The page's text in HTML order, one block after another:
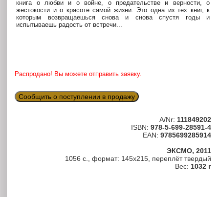
книга о любви и о войне, о предательстве и верности, о
жестокости и о красоте самой жизни. Это одна из тех книг, к
которым возвращаешься снова и снова спустя годы и
испытываешь радость от встречи...
Распродано! Вы можете отправить заявку.
Сообщить о поступлении в продажу
A/Nr: 111849202
ISBN: 978-5-699-28591-4
EAN: 9785699285914
ЭКСМО, 2011
1056 с., формат: 145х215, переплёт твердый
Вес: 1032 г